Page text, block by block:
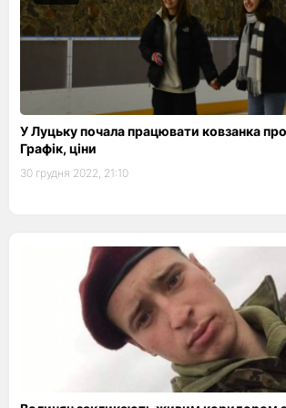
У Луцьку почала працювати ковзанка
Графік, ціни
30 грудня 2022, 21:10